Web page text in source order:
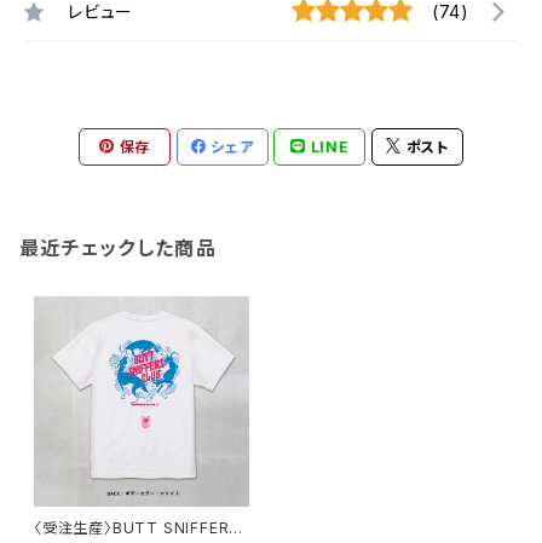
レビュー (74)
保存 シェア LINE ポスト
最近チェックした商品
〈受注生産〉BUTT SNIFFERS